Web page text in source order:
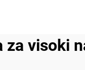
za visoki